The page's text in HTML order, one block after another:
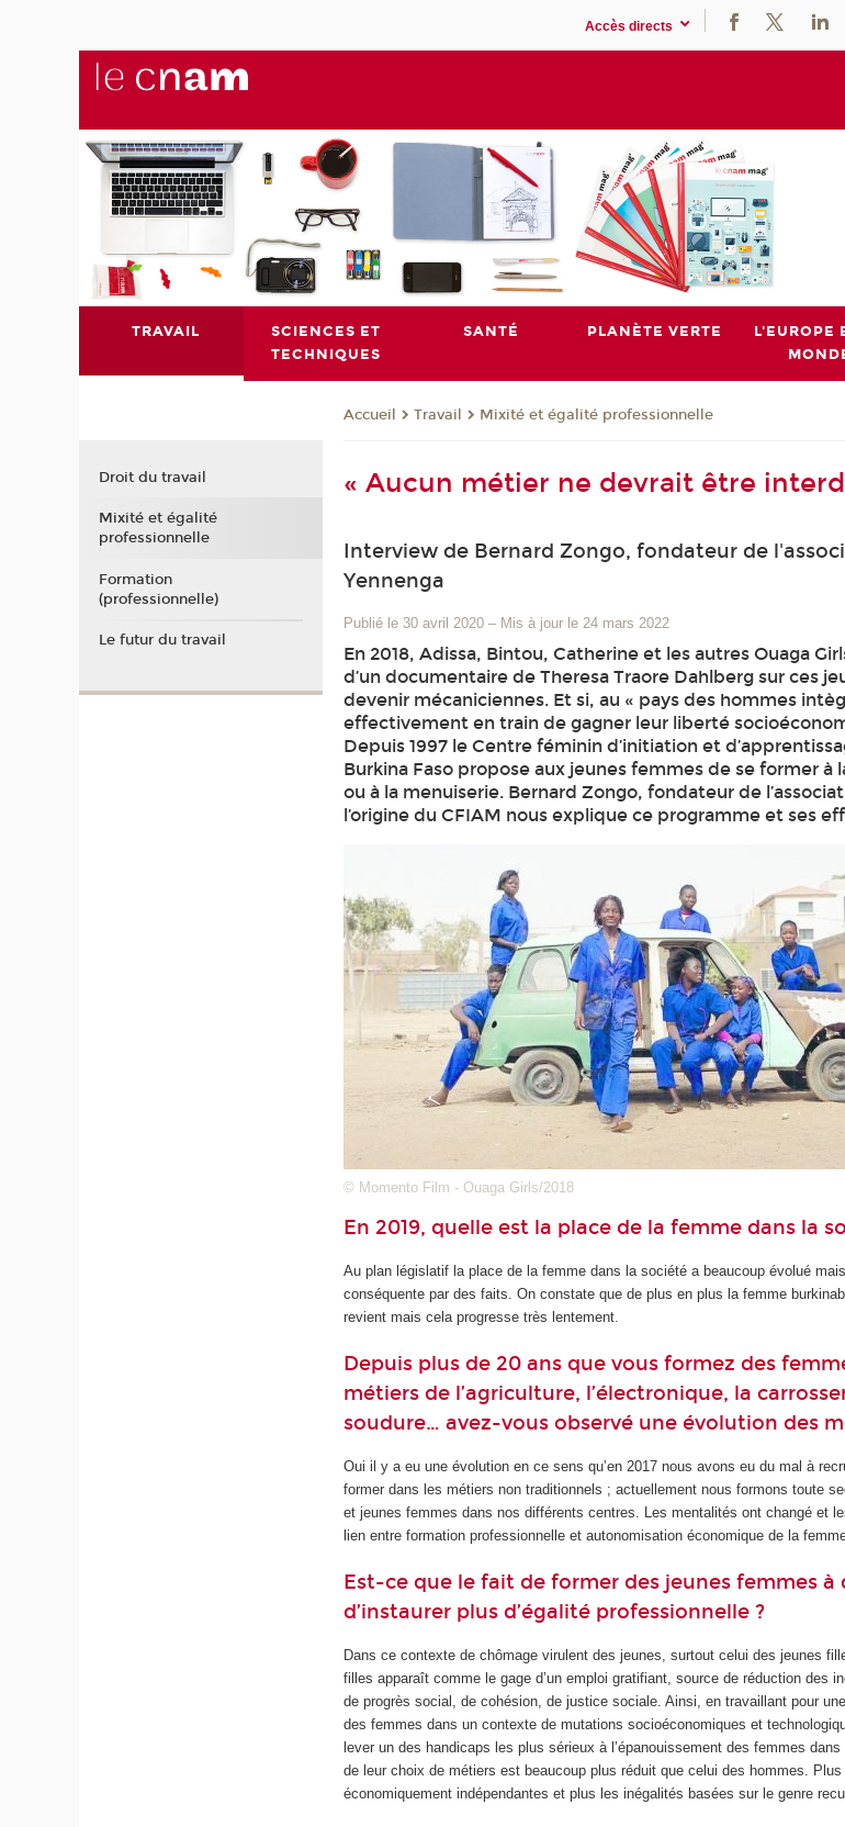
Accès directs
TRAVAIL
SCIENCES ET
TECHNIQUES
SANTÉ PLANÈTE VERTE
L'EUROPE
Accueil Travail Mixité et égalité professionnelle
« Aucun métier ne devrait être
Interview de Bernard Zongo, fondateur de
Yennenga
Publié le 30 avril 2020 – Mis à jour le 24 mars 2022
En 2018, Adissa, Bintou, Catherine et les autres Ouaga
d’un documentaire de Theresa Traore Dahlberg sur ces
devenir mécaniciennes. Et si, au « pays des hommes
effectivement en train de gagner leur liberté
Depuis 1997 le Centre féminin d’initiation et
Burkina Faso propose aux jeunes femmes de se former à
ou à la menuiserie. Bernard Zongo, fondateur de
l’origine du CFIAM nous explique ce programme et ses
© Momento Film - Ouaga Girls/2018
En 2019, quelle est la place de la femme dans la
Au plan législatif la place de la femme dans la société a beaucoup évolué
conséquente par des faits. On constate que de plus en plus la femme
revient mais cela progresse très lentement.
Depuis plus de 20 ans que vous formez des
métiers de l’agriculture, l’électronique, la
soudure… avez-vous observé une évolution des
Oui il y a eu une évolution en ce sens qu’en 2017 nous avons eu du mal à
former dans les métiers non traditionnels ; actuellement nous formons toute
et jeunes femmes dans nos différents centres. Les mentalités ont changé et
lien entre formation professionnelle et autonomisation économique de la
Est-ce que le fait de former des jeunes femmes à
d’instaurer plus d’égalité professionnelle ?
Dans ce contexte de chômage virulent des jeunes, surtout celui des jeunes
filles apparaît comme le gage d’un emploi gratifiant, source de réduction des
de progrès social, de cohésion, de justice sociale. Ainsi, en travaillant pour
des femmes dans un contexte de mutations socioéconomiques et
lever un des handicaps les plus sérieux à l’épanouissement des femmes
de leur choix de métiers est beaucoup plus réduit que celui des hommes.
économiquement indépendantes et plus les inégalités basées sur le genre
Droit du travail
Mixité et égalité
professionnelle
Formation
(professionnelle)
Le futur du travail